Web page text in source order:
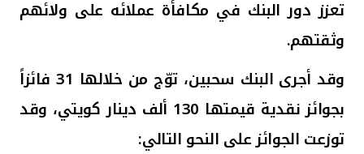
ألمانيا
ماليزيا
تركيا
تعزز دور البنك في مكافأة عملائه على ولائهم
وثقتهم.
وقد أجرى البنك سحبين، توّج من خلالها 31 فائزاً
بجوائزنقدية قيمتها 130 ألف
دينار كويتي، وقد
توزعت الجوائز على النحو التالي: